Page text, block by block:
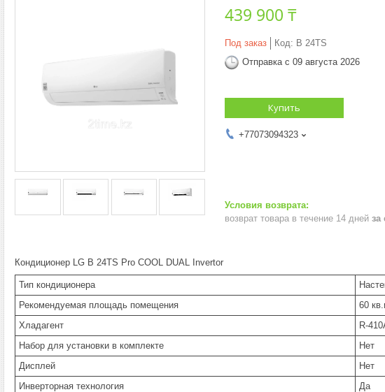
439 900 ₸
Под заказ Код: B 24TS
Отправка с 09 августа 2026
Купить
+77073094323
возврат товара в течение 14 дней за
Кондиционер LG B 24TS Pro COOL DUAL Invertor
Тип кондиционера
Рекомендуемая площадь помещения
60
Хладагент
R-
Набор для установки в комплекте
Нет
Дисплей
Нет
Инверторная технология
Да